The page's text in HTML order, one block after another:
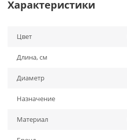
Характеристики
Цвет
Длина, см
Диаметр
Назначение
Материал